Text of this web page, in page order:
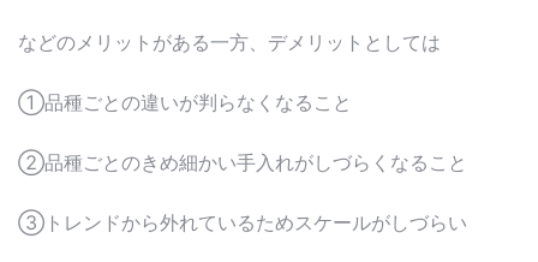
などのメリットがある一方、デメリットとしては
①品種ごとの違いが判らなくなること
②品種ごとのきめ細かい手入れがしづらくなること
③トレンドから外れているためスケールがしづらい